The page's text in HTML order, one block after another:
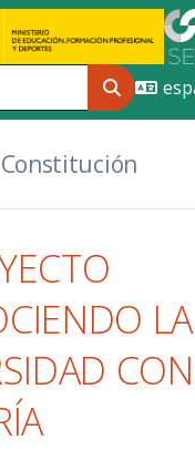
principal
Constitución
LA
CON